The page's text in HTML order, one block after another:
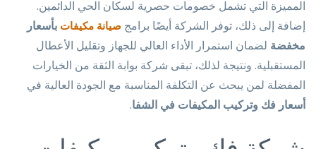
المميزة التي تشمل خصومات حصرية لسكان الحي الدائمين.
إضافة إلى ذلك، توفر الشركة أيضًا برامج صيانة مكيفات بأسعار
مخفضة لضمان استمرار الأداء العالي للجهاز وتقليل الأعطال
المستقبلية. ونتيجة لذلك، تبقى شركة بوابة الثقة من الخيارات
المفضلة لمن يبحث عن التكلفة المناسبة مع الجودة العالية في
أسعار فك وتركيب المكيفات في الشفا.